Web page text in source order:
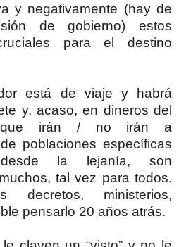
y negativamente (hay de
de gobierno) estos
para el destino
está de viaje y habrá
y, acaso, en dineros del
que irán / no irán a
poblaciones específicas
la lejanía, son
tal vez para todos.
decretos, ministerios,
pensarlo 20 años atrás.